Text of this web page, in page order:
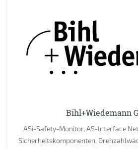
Bihl+Wiedemann
ASi-Safety-Monitor, AS-Interface
Sicherheitskomponenten,